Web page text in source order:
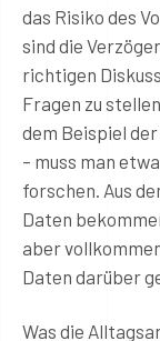
das Risiko des
sind die
richtigen
Fragen zu
dem Beispiel
– muss man
forschen. Aus
Daten
aber
Daten darüber
Was die